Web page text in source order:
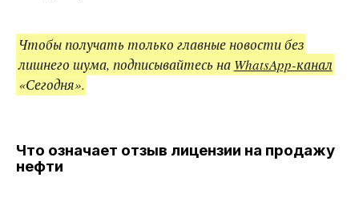
Чтобы получать только главные новости без
лишнего шума, подписывайтесь на WhatsApp-канал
«Сегодня».
Что означает отзыв лицензии на продажу
нефти